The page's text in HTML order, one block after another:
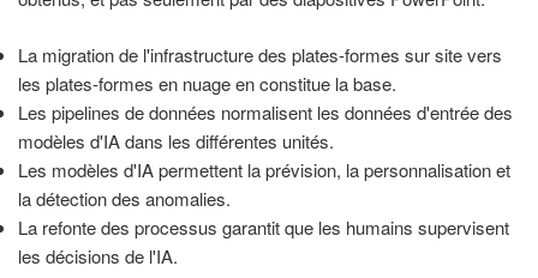
La migration de l'infrastructure des plates-formes sur site vers
les plates-formes en nuage en constitue la base.
Les pipelines de données normalisent les données d'entrée des
modèles d'IA dans les différentes unités.
Les modèles d'IA permettent la prévision, la personnalisation et
la détection des anomalies.
La refonte des processus garantit que les humains supervisent
les décisions de l'IA.